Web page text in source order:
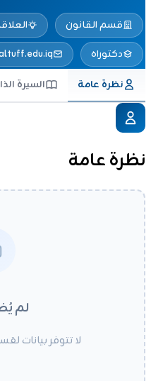
قسم القانون
دكتوراه
نظرة عامة
السيرة
نظرة عامة
لم
لا تتوفر بيانات